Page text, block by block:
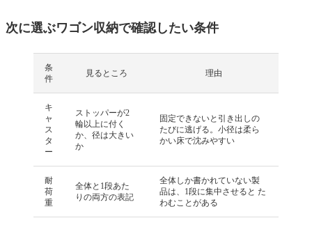
次に選ぶワゴン収納で確認したい条件
条
件
見るところ 理由
キ
ャ
ス
タ
ー
ストッパーが2
輪以上に付く
か、径は大きい
か
固定できないと引き出しの
たびに逃げる。小径は柔ら
かい床で沈みやすい
耐
荷
重
全体と1段あた
りの両方の表記
全体しか書かれていない製
品は、1段に集中させると た
わむことがある